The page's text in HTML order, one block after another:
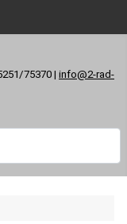
75370 | info@2-rad-